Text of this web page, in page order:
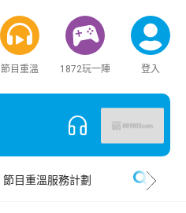
節目重溫 1872玩一陣 登入
節目重溫服務計劃